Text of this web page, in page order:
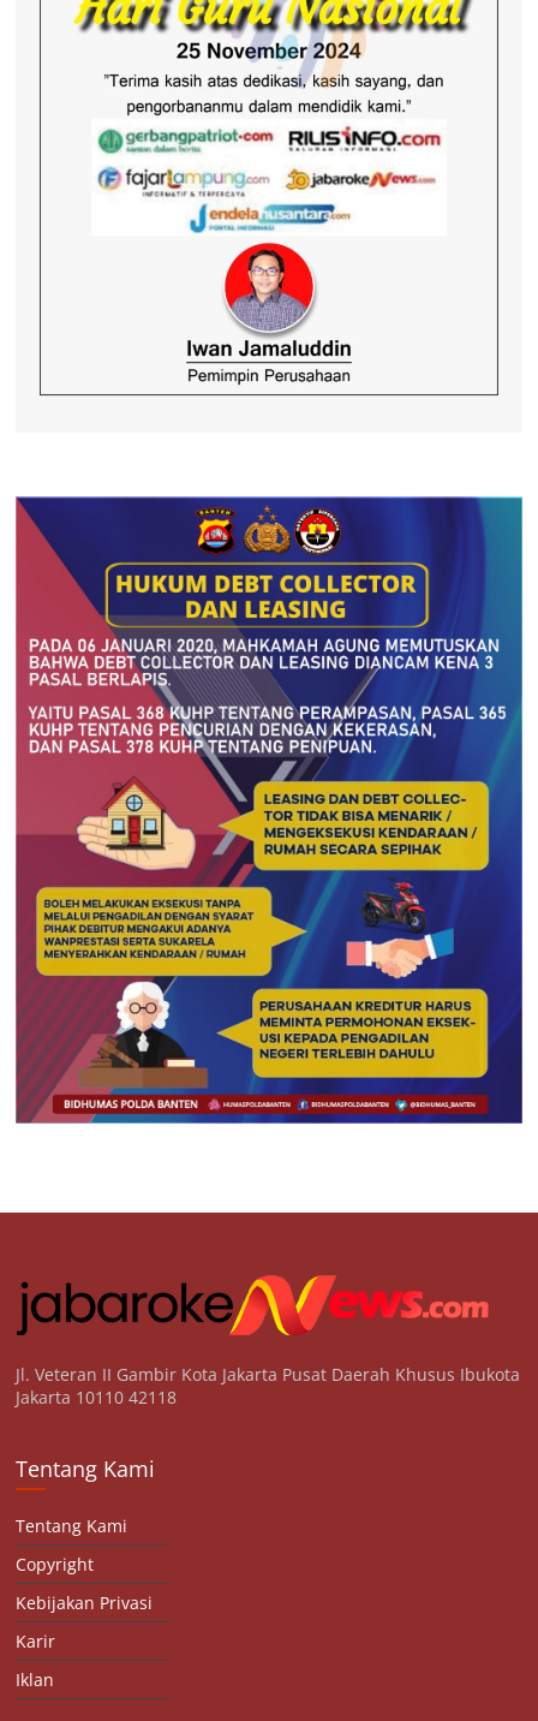
Jl. Veteran II Gambir Kota Jakarta Pusat Daerah Khusus Ibukota
Jakarta 10110 42118
Tentang Kami
Tentang Kami
Copyright
Kebijakan Privasi
Karir
Iklan